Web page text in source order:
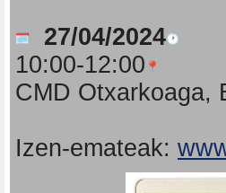
27/04/2024
10:00-12:00
CMD Otxarkoaga,
Izen-emateak: